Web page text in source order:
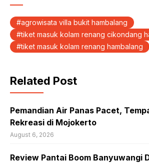
agrowisata villa bukit hambalang
tiket masuk kolam renang cikondang
tiket masuk kolam renang hambalang
Related Post
Pemandian Air Panas Pacet,
Rekreasi di Mojokerto
August 6, 2026
Review Pantai Boom Banyuwangi